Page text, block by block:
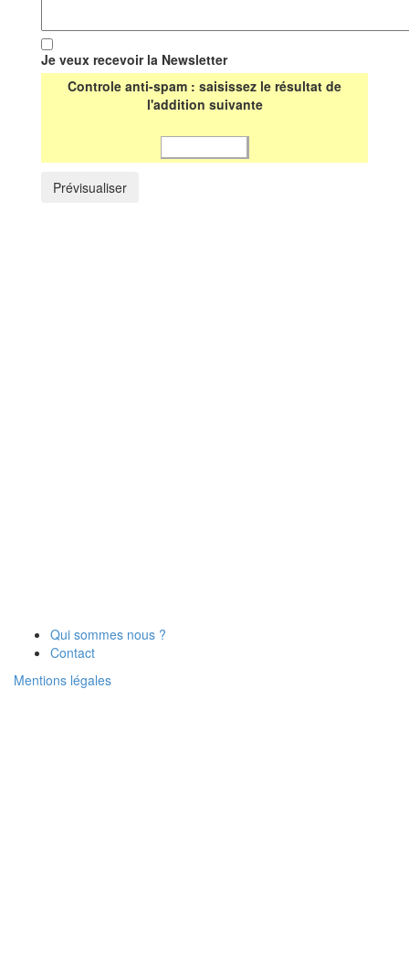
Je veux recevoir la Newsletter
Controle anti-spam : saisissez le résultat de
l'addition suivante
Qui sommes nous ?
Contact
Mentions légales